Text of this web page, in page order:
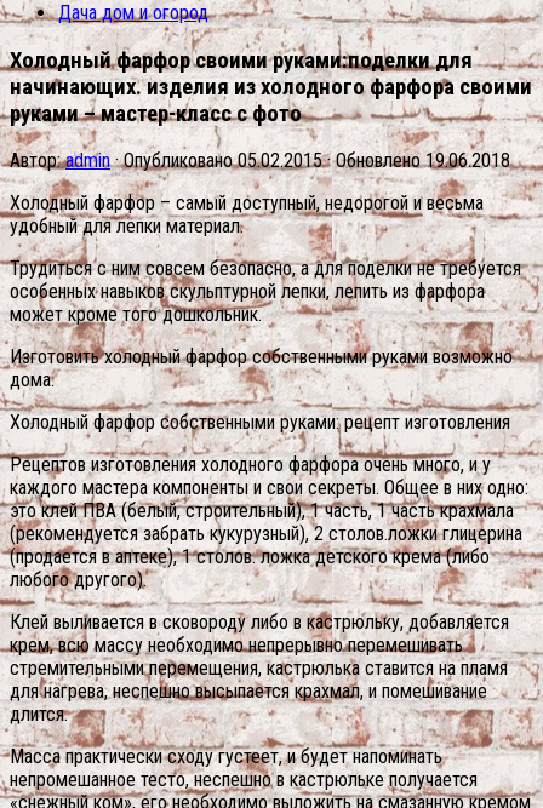
Дача дом и огород
Холодный фарфор своими руками:поделки для
начинающих. изделия из холодного фарфора своими
руками – мастер-класс с фото
Автор:admin · Опубликовано05.02.2015· Обновлено19.06.2018
Холодный фарфор – самый доступный, недорогой и весьма
удобный для лепки материал.
Трудиться с ним совсем безопасно, а для поделки не требуется
особенных навыков скульптурной лепки, лепить из фарфора
может кроме того дошкольник.
Изготовить холодный фарфор собственными руками возможно
дома.
Холодный фарфор собственными руками: рецепт изготовления
Рецептов изготовления холодного фарфора очень много, и у
каждого мастера компоненты и свои секреты. Общее в них одно:
это клей ПВА (белый, строительный), 1 часть, 1 часть крахмала
(рекомендуется забрать кукурузный), 2 столов.ложки глицерина
(продается в аптеке), 1 столов. ложка детского крема (либо
любого другого).
Клей выливается в сковороду либо в кастрюльку, добавляется
крем, всю массу необходимо непрерывно перемешивать
стремительными перемещения, кастрюлька ставится на пламя
для нагрева, неспешно высыпается крахмал, и помешивание
длится.
Масса практически сходу густеет, и будет напоминать
непромешанное тесто, неспешно в кастрюльке получается
«снежный ком», его необходимо выложить на смазанную кремом